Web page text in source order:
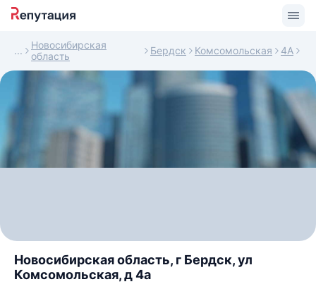
Новосибирская
область
Бердск Комсомольская 4А
Новосибирская область, г Бердск, ул
Комсомольская, д 4а